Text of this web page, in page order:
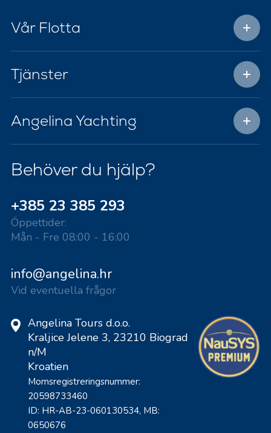
Vår Flotta
Tjänster
Angelina Yachting
Behöver du hjälp?
+385 23 385 293
Öppettider:
Mån - Fre 08:00 - 16:00
info@angelina.hr
Vid eventuella frågor
Angelina Tours d.o.o.
Kraljice Jelene 3, 23210 Biograd
n/M
Kroatien
Momsregistreringsnummer:
20598733460
ID: HR-AB-23-060130534, MB:
0650676